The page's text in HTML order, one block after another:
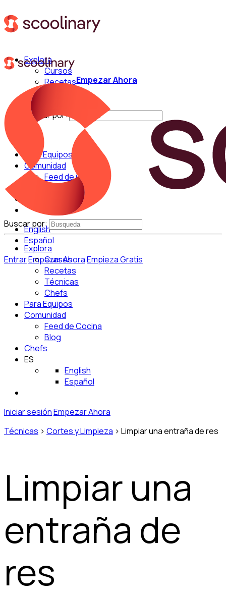
Explora
Cursos
Recetas
Buscar por:
Para Equipos
Comunidad
Feed de Cocina
English
Español
EntrarEmpezar AhoraEmpieza Gratis
Empezar Ahora
Buscar por:
Explora
Cursos
Recetas
Técnicas
Chefs
Para Equipos
Comunidad
Feed de Cocina
Blog
Chefs
ES
English
Español
Iniciar sesiónEmpezar Ahora
Técnicas > Cortes y Limpieza > Limpiar una entraña de res
Limpiar una
entraña de
res